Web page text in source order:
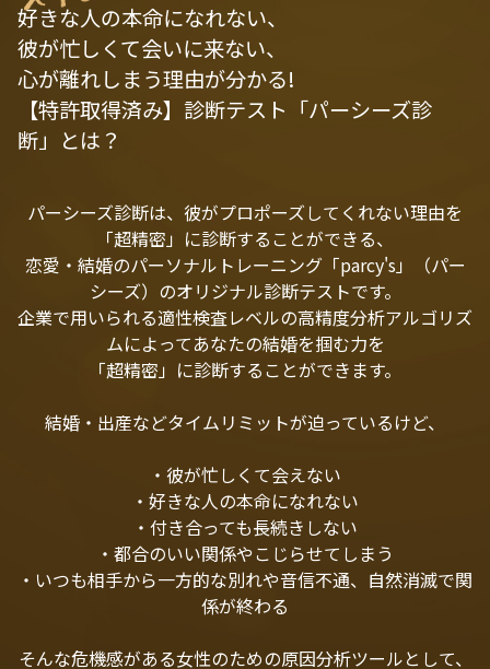
好きな人の本命になれない、
彼が忙しくて会いに来ない、
心が離れしまう理由が分かる!
【特許取得済み】診断テスト「パーシーズ診
断」とは？
パーシーズ診断は、彼がプロポーズしてくれない理由を
「超精密」に診断することができる、
恋愛・結婚のパーソナルトレーニング「parcy's」（パー
シーズ）のオリジナル診断テストです。
企業で用いられる適性検査レベルの高精度分析アルゴリズ
ムによってあなたの結婚を掴む力を
「超精密」に診断することができます。
結婚・出産などタイムリミットが迫っているけど、
・彼が忙しくて会えない
・好きな人の本命になれない
・付き合っても長続きしない
・都合のいい関係やこじらせてしまう
・いつも相手から一方的な別れや音信不通、自然消滅で関
係が終わる
そんな危機感がある女性のための原因分析ツールとして、